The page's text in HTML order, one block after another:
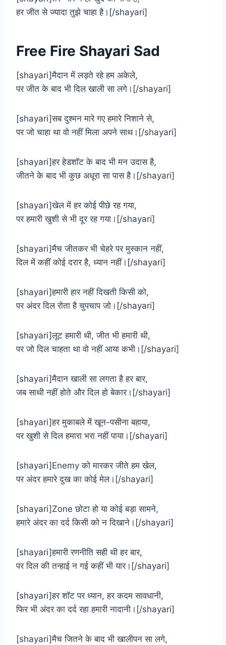
हर जीत से ज्यादा तुझे चाहा है।[/shayari]
Free Fire Shayari Sad
[shayari]मैदान में लड़ते रहे हम अकेले,
पर जीत के बाद भी दिल खाली सा लगे।[/shayari]
[shayari]सब दुश्मन मारे गए हमारे निशाने से,
पर जो चाहा था वो नहीं मिला अपने साथ।[/shayari]
[shayari]हर हेडशॉट के बाद भी मन उदास है,
जीतने के बाद भी कुछ अधूरा सा पास है।[/shayari]
[shayari]खेल में हर कोई पीछे रह गया,
पर हमारी खुशी से भी दूर रह गया।[/shayari]
[shayari]मैच जीतकर भी चेहरे पर मुस्कान नहीं,
दिल में कहीं कोई दरार है, ध्यान नहीं।[/shayari]
[shayari]हमारी हार नहीं दिखती किसी को,
पर अंदर दिल रोता है चुपचाप जो।[/shayari]
[shayari]लूट हमारी थी, जीत भी हमारी थी,
पर जो दिल चाहता था वो नहीं आया कभी।[/shayari]
[shayari]मैदान खाली सा लगता है हर बार,
जब साथी नहीं होते और दिल हो बेकार।[/shayari]
[shayari]हर मुकाबले में खून-पसीना बहाया,
पर खुशी से दिल हमारा भरा नहीं पाया।[/shayari]
[shayari]Enemy को मारकर जीते हम खेल,
पर अंदर हमारे दुख का कोई मेल।[/shayari]
[shayari]Zone छोटा हो या कोई बड़ा सामने,
हमारे अंदर का दर्द किसी को न दिखाने।[/shayari]
[shayari]हमारी रणनीति सही थी हर बार,
पर दिल की तन्हाई न गई कहीं भी यार।[/shayari]
[shayari]हर शॉट पर ध्यान, हर कदम सावधानी,
फिर भी अंदर का दर्द रहा हमारी नादानी।[/shayari]
[shayari]मैच जितने के बाद भी खालीपन सा लगे,